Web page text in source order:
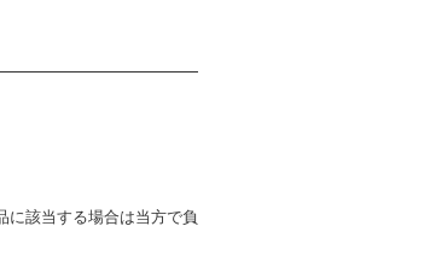
に該当する場合は当方で負